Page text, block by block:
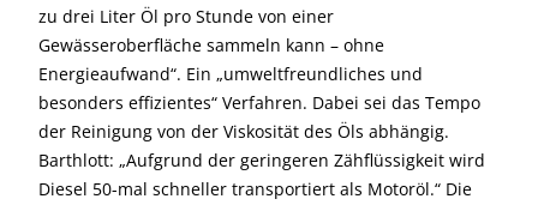
zu drei Liter Öl pro Stunde von einer
Gewässeroberfläche sammeln kann – ohne
Energieaufwand“. Ein „umweltfreundliches und
besonders effizientes“ Verfahren. Dabei sei das Tempo
der Reinigung von der Viskosität des Öls abhängig.
Barthlott: „Aufgrund der geringeren Zähflüssigkeit wird
Diesel 50-mal schneller transportiert als Motoröl.“ Die